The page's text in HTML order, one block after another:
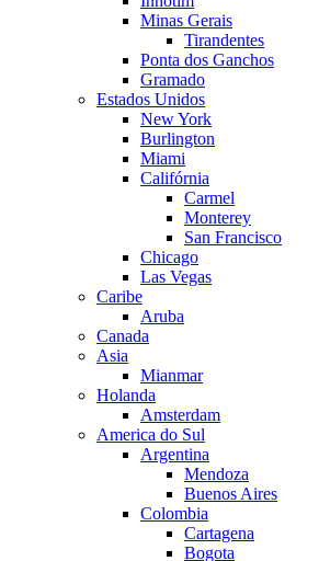
Minas Gerais
Tirandentes
Ponta dos Ganchos
Gramado
Estados Unidos
New York
Burlington
Miami
Califórnia
Carmel
Monterey
San Francisco
Chicago
Las Vegas
Caribe
Aruba
Canada
Asia
Mianmar
Holanda
Amsterdam
America do Sul
Argentina
Mendoza
Buenos Aires
Colombia
Cartagena
Bogota